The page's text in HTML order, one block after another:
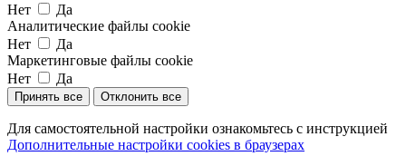
Нет
Да
Аналитические файлы cookie
Нет
Да
Маркетинговые файлы cookie
Нет
Да
Принять все Отклонить все
Для самостоятельной настройки ознакомьтесь с инструкцией
Дополнительные настройки cookies в браузерах